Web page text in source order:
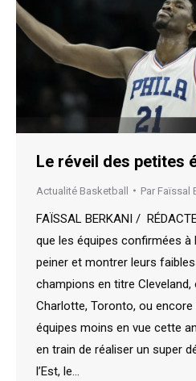
Le réveil des petites
Actualité Basketball Par Faïssal
FAÏSSAL BERKANI /
que les équipes confirmées à
peiner et montrer leurs
champions en titre
Charlotte, Toronto, ou encore
équipes moins en vue cette
en train de réaliser un super
l’Est, le…